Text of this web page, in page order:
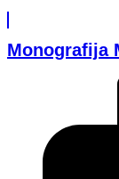
Monografija